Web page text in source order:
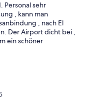
Personal sehr
, kann man
, nach El
Der Airport dicht bei ,
ein schöner